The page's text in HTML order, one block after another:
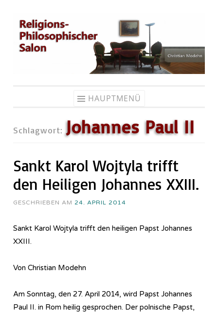
Zum
Inhalt
springen
HAUPTMENÜ
Schlagwort: Johannes Paul II
Sankt Karol Wojtyla trifft
den Heiligen Johannes XXIII.
GESCHRIEBEN AM 24. APRIL 2014
Sankt Karol Wojtyla trifft den heiligen Papst Johannes
XXIII.
Von Christian Modehn
Am Sonntag, den 27. April 2014, wird Papst Johannes
Paul II. in Rom heilig gesprochen. Der polnische Papst,